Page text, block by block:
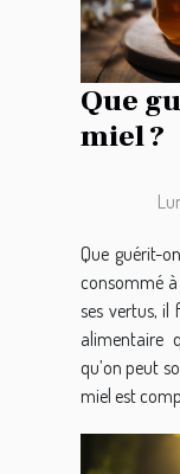
Que
miel ?
Que guérit-
consommé
ses vertus, il
alimentaire
qu’on peut
miel est